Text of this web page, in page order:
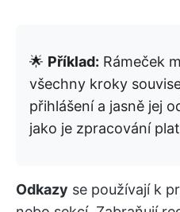
🌟 Příklad: Rámeček
všechny kroky
přihlášení a jasně jej
jako je zpracování
Odkazy se používají k